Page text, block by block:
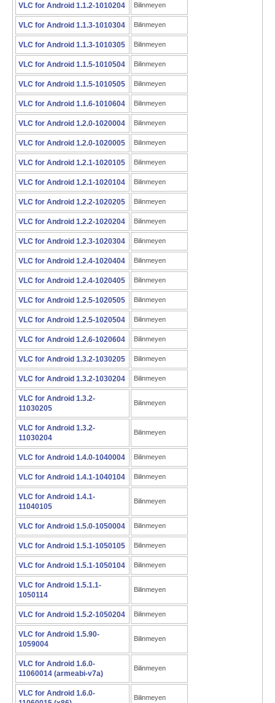
VLC for Android 1.1.2-1010204 Bilinmeyen
VLC for Android 1.1.3-1010304 Bilinmeyen
VLC for Android 1.1.3-1010305 Bilinmeyen
VLC for Android 1.1.5-1010504 Bilinmeyen
VLC for Android 1.1.5-1010505 Bilinmeyen
VLC for Android 1.1.6-1010604 Bilinmeyen
VLC for Android 1.2.0-1020004 Bilinmeyen
VLC for Android 1.2.0-1020005 Bilinmeyen
VLC for Android 1.2.1-1020105 Bilinmeyen
VLC for Android 1.2.1-1020104 Bilinmeyen
VLC for Android 1.2.2-1020205 Bilinmeyen
VLC for Android 1.2.2-1020204 Bilinmeyen
VLC for Android 1.2.3-1020304 Bilinmeyen
VLC for Android 1.2.4-1020404 Bilinmeyen
VLC for Android 1.2.4-1020405 Bilinmeyen
VLC for Android 1.2.5-1020505 Bilinmeyen
VLC for Android 1.2.5-1020504 Bilinmeyen
VLC for Android 1.2.6-1020604 Bilinmeyen
VLC for Android 1.3.2-1030205 Bilinmeyen
VLC for Android 1.3.2-1030204 Bilinmeyen
VLC for Android 1.3.2-
11030205
Bilinmeyen
VLC for Android 1.3.2-
11030204
Bilinmeyen
VLC for Android 1.4.0-1040004 Bilinmeyen
VLC for Android 1.4.1-1040104 Bilinmeyen
VLC for Android 1.4.1-
11040105
Bilinmeyen
VLC for Android 1.5.0-1050004 Bilinmeyen
VLC for Android 1.5.1-1050105 Bilinmeyen
VLC for Android 1.5.1-1050104 Bilinmeyen
VLC for Android 1.5.1.1-
1050114
Bilinmeyen
VLC for Android 1.5.2-1050204 Bilinmeyen
VLC for Android 1.5.90-
1059004
Bilinmeyen
VLC for Android 1.6.0-
11060014 (armeabi-v7a)
Bilinmeyen
VLC for Android 1.6.0-
Bilinmeyen